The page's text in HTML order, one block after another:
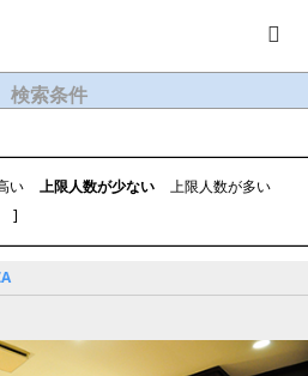
検索条件
い 上限人数が少ない
上限人数が多い
]